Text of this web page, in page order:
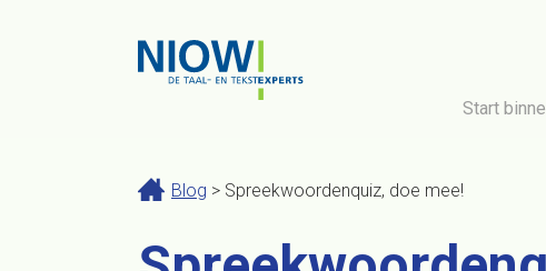
Start
Blog > Spreekwoordenquiz, doe mee!